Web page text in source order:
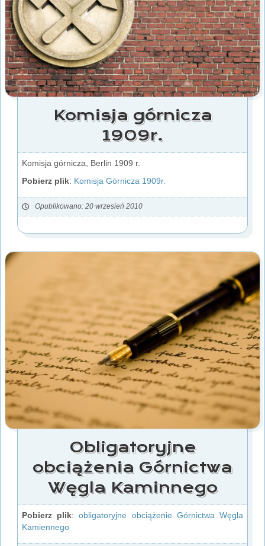
Komisja górnicza
1909r.
Komisja górnicza, Berlin 1909 r.
Pobierz plik: Komisja Górnicza 1909r.
Opublikowano: 20 wrzesień 2010
Obligatoryjne
obciążenia Górnictwa
Węgla Kaminnego
Pobierz plik:obligatoryjne obciążenie Górnictwa Węgla
Kamiennego